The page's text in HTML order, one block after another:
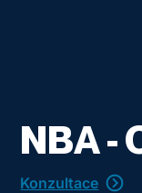
NBA -
Konzultace